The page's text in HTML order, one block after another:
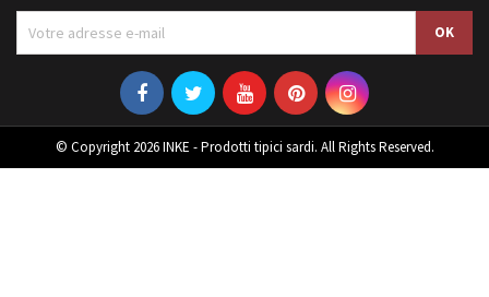
© Copyright 2026 INKE - Prodotti tipici sardi. All Rights Reserved.